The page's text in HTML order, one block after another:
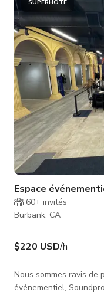
privés, et plus encore. ✨ Caractéristiques : ✔ Studios
insonorisés pour
magnifiquement
�
SUPERHÔTE
Espace
60+ invités
Burbank, CA
$220 USD/h
Nous sommes ravis de
événementiel,